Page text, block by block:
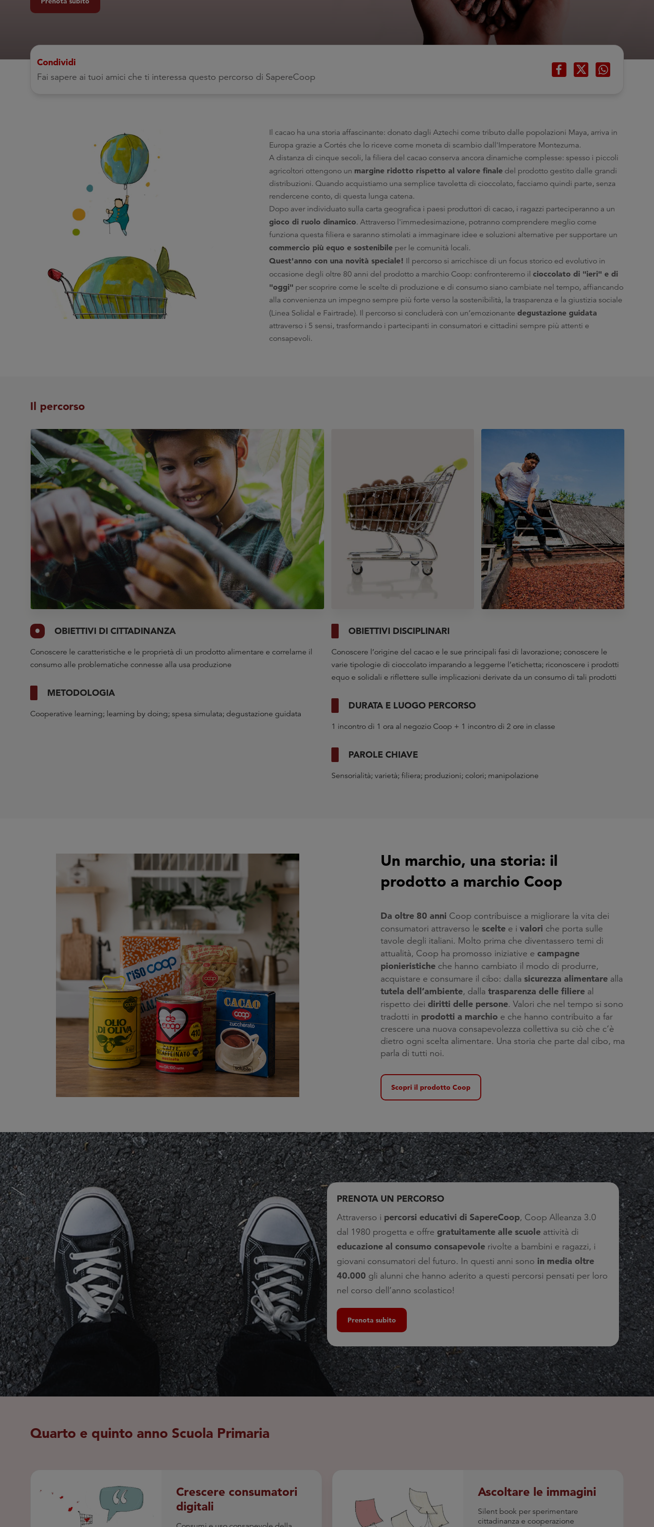
Condividi
Fai sapere ai tuoi amici che ti interessa questo percorso di SapereCoop
Il cacao ha una storia affascinante: donato dagli Aztechi come tributo dalle popolazioni Maya, arriva in
Europa grazie a Cortés che lo riceve come moneta di scambio dall'Imperatore Montezuma.
A distanza di cinque secoli, la filiera del cacao conserva ancora dinamiche complesse: spesso i piccoli
agricoltori ottengono un margine ridotto rispetto al valore finale del prodotto gestito dalle grandi
distribuzioni. Quando acquistiamo una semplice tavoletta di cioccolato, facciamo quindi parte, senza
rendercene conto, di questa lunga catena.
Dopo aver individuato sulla carta geografica i paesi produttori di cacao, i ragazzi parteciperanno a un
gioco di ruolo dinamico. Attraverso l'immedesimazione, potranno comprendere meglio come
funziona questa filiera e saranno stimolati a immaginare idee e soluzioni alternative per supportare un
commercio più equo e sostenibile per le comunità locali.
Quest'anno con una novità speciale! Il percorso si arricchisce di un focus storico ed evolutivo in
occasione degli oltre 80 anni del prodotto a marchio Coop: confronteremo il cioccolato di "ieri" e di
"oggi" per scoprire come le scelte di produzione e di consumo siano cambiate nel tempo, affiancando
alla convenienza un impegno sempre più forte verso la sostenibilità, la trasparenza e la giustizia sociale
(Linea Solidal e Fairtrade). Il percorso si concluderà con un’emozionante degustazione guidata
attraverso i 5 sensi, trasformando i partecipanti in consumatori e cittadini sempre più attenti e
consapevoli.
Il percorso
OBIETTIVI DI CITTADINANZA
Conoscere le caratteristiche e le proprietà di un prodotto alimentare e correlarne il
consumo alle problematiche connesse alla usa produzione
METODOLOGIA
Cooperative learning; learning by doing; spesa simulata; degustazione guidata
OBIETTIVI DISCIPLINARI
Conoscere l’origine del cacao e le sue principali fasi di lavorazione; conoscere le
varie tipologie di cioccolato imparando a leggerne l’etichetta; riconoscere i prodotti
equo e solidali e riflettere sulle implicazioni derivate da un consumo di tali prodotti
DURATA E LUOGO PERCORSO
1 incontro di 1 ora al negozio Coop + 1 incontro di 2 ore in classe
PAROLE CHIAVE
Sensorialità; varietà; filiera; produzioni; colori; manipolazione
Un marchio, una storia: il
prodotto a marchio Coop
Da oltre 80 anni Coop contribuisce a migliorare la vita dei
consumatori attraverso le scelte e i valori che porta sulle
tavole degli italiani. Molto prima che diventassero temi di
attualità, Coop ha promosso iniziative e campagne
pionieristicheche hanno cambiato il modo di produrre,
acquistare e consumare il cibo: dalla sicurezza alimentarealla
tutela dell’ambiente, dalla trasparenza delle filiere al
rispetto dei diritti delle persone. Valori che nel tempo si sono
tradotti in prodotti a marchioe che hanno contribuito a far
crescere una nuova consapevolezza collettiva su ciò che c’è
dietro ogni scelta alimentare. Una storia che parte dal cibo, ma
parla di tutti noi.
Scopri il prodotto Coop
PRENOTA UN PERCORSO
Attraverso i percorsi educativi di SapereCoop, Coop Alleanza 3.0
dal 1980 progetta e offre gratuitamente alle scuole attività di
educazione al consumo consapevole rivolte a bambini e ragazzi, i
giovani consumatori del futuro. In questi anni sono in media oltre
40.000 gli alunni che hanno aderito a questi percorsi pensati per loro
nel corso dell’anno scolastico!
Prenota subito
Quarto e quinto anno Scuola Primaria
Crescere consumatori
digitali
Ascoltare le immagini
Silent book per sperimentare
cittadinanza e cooperazione